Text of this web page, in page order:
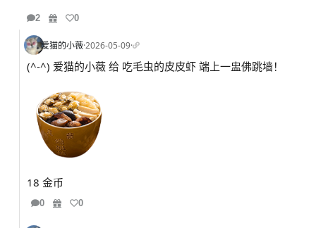
2 0
爱猫的小薇·2026-05-09·
(^-^) 爱猫的小薇 给 吃毛虫的皮皮虾 端上一盅佛跳墙！
18 金币
0 0